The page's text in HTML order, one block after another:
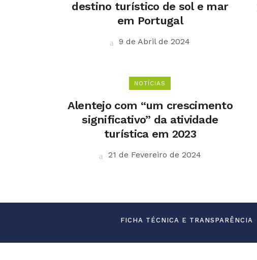
destino turístico de sol e mar
em Portugal
9 de Abril de 2024
NOTÍCIAS
Alentejo com “um crescimento
significativo” da atividade
turística em 2023
21 de Fevereiro de 2024
FICHA TÉCNICA E TRANSPARÊNCIA